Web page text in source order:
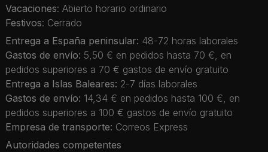
Vacaciones: Abierto horario ordinario
Festivos: Cerrado
Entrega a España peninsular: 48-72 horas laborales
Gastos de envío: 5,50 € en pedidos hasta 70 €, en
pedidos superiores a 70 € gastos de envío gratuito
Entrega a Islas Baleares: 2-7 días laborales
Gastos de envío: 14,34 € en pedidos hasta 100 €, en
pedidos superiores a 100 € gastos de envío gratuito
Empresa de transporte: Correos Express
Autoridades competentes